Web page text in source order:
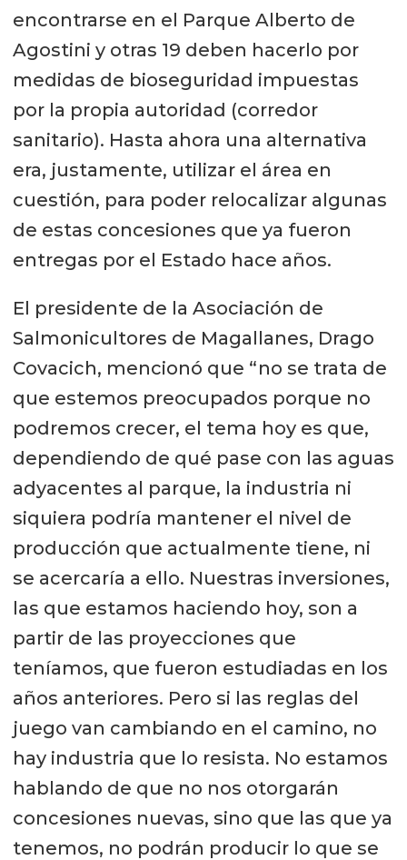
encontrarse en el Parque Alberto de
Agostini y otras 19 deben hacerlo por
medidas de bioseguridad impuestas
por la propia autoridad (corredor
sanitario). Hasta ahora una alternativa
era, justamente, utilizar el área en
cuestión, para poder relocalizar algunas
de estas concesiones que ya fueron
entregas por el Estado hace años.
El presidente de la Asociación de
Salmonicultores de Magallanes, Drago
Covacich, mencionó que “no se trata de
que estemos preocupados porque no
podremos crecer, el tema hoy es que,
dependiendo de qué pase con las aguas
adyacentes al parque, la industria ni
siquiera podría mantener el nivel de
producción que actualmente tiene, ni
se acercaría a ello. Nuestras inversiones,
las que estamos haciendo hoy, son a
partir de las proyecciones que
teníamos, que fueron estudiadas en los
años anteriores. Pero si las reglas del
juego van cambiando en el camino, no
hay industria que lo resista. No estamos
hablando de que no nos otorgarán
concesiones nuevas, sino que las que ya
tenemos, no podrán producir lo que se